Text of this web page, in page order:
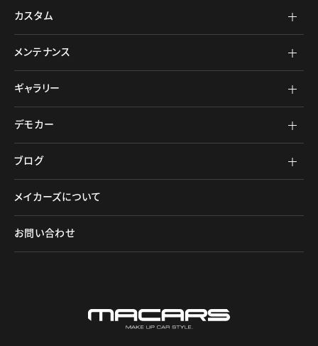
カスタム
メンテナンス
ギャラリー
デモカー
ブログ
メイカーズについて
お問い合わせ